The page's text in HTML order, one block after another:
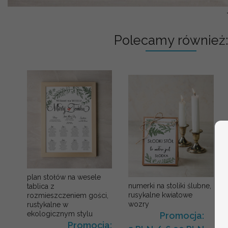
Polecamy również:
plan stołów na wesele
tablica z
rozmieszczeniem gości,
rustykalne w
ekologicznym stylu
Promocja:
numerki na stoliki ślubne,
rusykalne kwiatowe
wozry
Promocja: